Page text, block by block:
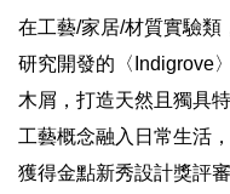
在工藝/家居/材質實驗類
研究開發的〈Indigrove
木屑，打造天然且獨具
工藝概念融入日常生活
獲得金點新秀設計獎評